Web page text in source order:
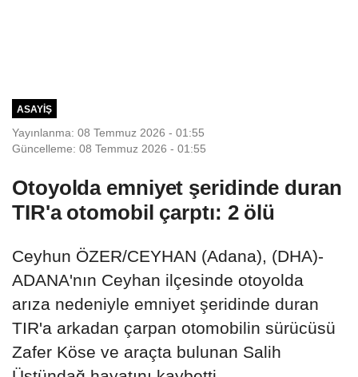
ASAYIŞ
Yayınlanma: 08 Temmuz 2026 - 01:55
Güncelleme: 08 Temmuz 2026 - 01:55
Otoyolda emniyet şeridinde duran
TIR'a otomobil çarptı: 2 ölü
Ceyhun ÖZER/CEYHAN (Adana), (DHA)-
ADANA'nın Ceyhan ilçesinde otoyolda
arıza nedeniyle emniyet şeridinde duran
TIR'a arkadan çarpan otomobilin sürücüsü
Zafer Köse ve araçta bulunan Salih